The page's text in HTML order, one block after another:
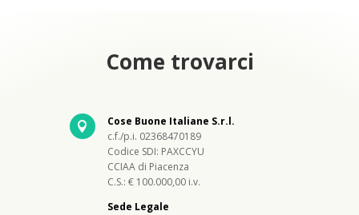
Come trovarci

Cose Buone Italiane S.r.l.
c.f./p.i. 02368470189
Codice SDI: PAXCCYU
CCIAA di Piacenza
C.S.: € 100.000,00 i.v.
Sede Legale